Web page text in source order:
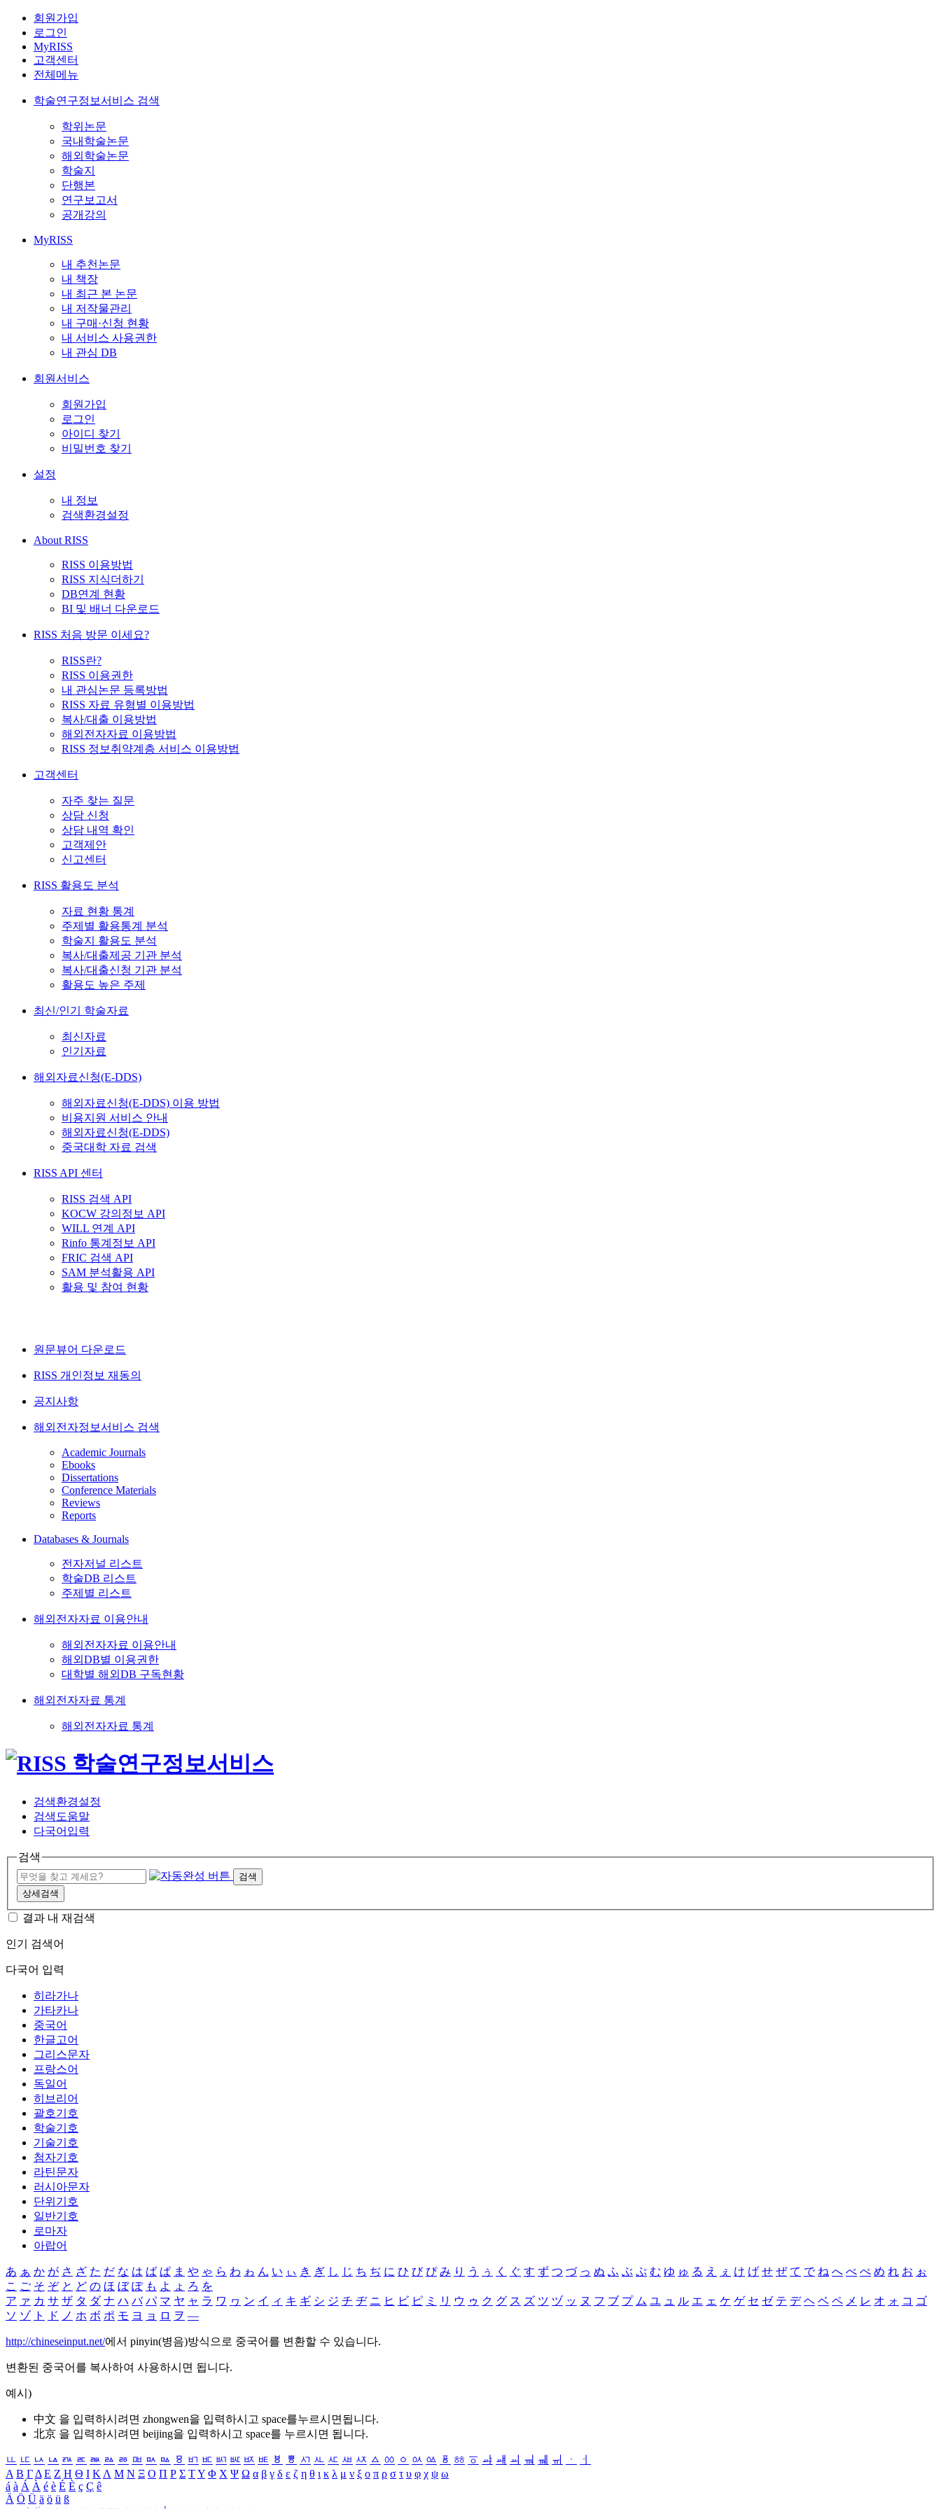
회원가입
로그인
MyRISS
고객센터
전체메뉴
학술연구정보서비스 검색
학위논문
국내학술논문
해외학술논문
학술지
단행본
연구보고서
공개강의
MyRISS
내 추천논문
내 책장
내 최근 본 논문
내 저작물관리
내 구매·신청 현황
내 서비스 사용권한
내 관심 DB
회원서비스
회원가입
로그인
아이디 찾기
비밀번호 찾기
설정
내 정보
검색환경설정
About RISS
RISS 이용방법
RISS 지식더하기
DB연계 현황
BI 및 배너 다운로드
RISS 처음 방문 이세요?
RISS란?
RISS 이용권한
내 관심논문 등록방법
RISS 자료 유형별 이용방법
복사/대출 이용방법
해외전자자료 이용방법
RISS 정보취약계층 서비스 이용방법
고객센터
자주 찾는 질문
상담 신청
상담 내역 확인
고객제안
신고센터
RISS 활용도 분석
자료 현황 통계
주제별 활용통계 분석
학술지 활용도 분석
복사/대출제공 기관 분석
복사/대출신청 기관 분석
활용도 높은 주제
최신/인기 학술자료
최신자료
인기자료
해외자료신청(E-DDS)
해외자료신청(E-DDS) 이용 방법
비용지원 서비스 안내
해외자료신청(E-DDS)
중국대학 자료 검색
RISS API 센터
RISS 검색 API
KOCW 강의정보 API
WILL 연계 API
Rinfo 통계정보 API
FRIC 검색 API
SAM 분석활용 API
활용 및 참여 현황
원문뷰어 다운로드
RISS 개인정보 재동의
공지사항
해외전자정보서비스 검색
Academic Journals
Ebooks
Dissertations
Conference Materials
Reviews
Reports
Databases & Journals
전자저널 리스트
학술DB 리스트
주제별 리스트
해외전자자료 이용안내
해외전자자료 이용안내
해외DB별 이용권한
대학별 해외DB 구독현황
해외전자자료 통계
해외전자자료 통계
검색환경설정
검색도움말
다국어입력
검색
검색
상세검색
결과 내 재검색
인기 검색어
다국어 입력
히라가나
가타카나
중국어
한글고어
그리스문자
프랑스어
독일어
히브리어
괄호기호
학술기호
기술기호
첨자기호
라틴문자
러시아문자
단위기호
일반기호
로마자
아랍어
あ ぁ か が さ ざ た だ な は ば ぱ ま や ゃ ら わ ゎ ん い ぃ き ぎ し じ ち ぢ に ひ び ぴ み り う ぅ く ぐ す ず つ づ っ ぬ ふ ぶ ぷ む ゆ ゅ る え ぇ け げ せ ぜ て で ね へ べ ぺ め れ お ぉ
こ ご そ ぞ と ど の ほ ぼ ぽ も よ ょ ろ を
ア ァ カ サ ザ タ ダ ナ ハ バ パ マ ヤ ャ ラ ワ ヮ ン イ ィ キ ギ シ ジ チ ヂ ニ ヒ ビ ピ ミ リ ウ ゥ ク グ ス ズ ツ ヅ ッ ヌ フ ブ プ ム ユ ュ ル エ ェ ケ ゲ セ ゼ テ デ ヘ ベ ペ メ レ オ ォ コ ゴ
ソ ゾ ト ド ノ ホ ボ ポ モ ヨ ョ ロ ヲ ―
http://chineseinput.net/에서 pinyin(병음)방식으로 중국어를 변환할 수 있습니다.
변환된 중국어를 복사하여 사용하시면 됩니다.
예시)
中文 을 입력하시려면 zhongwen을 입력하시고 space를누르시면됩니다.
北京 을 입력하시려면 beijing을 입력하시고 space를 누르시면 됩니다.
ㅥ ㅦ ㅧ ㅨ ㅩ ㅪ ㅫ ㅬ ㅭ ㅮ ㅯ ㅰ ㅱ ㅲ ㅳ ㅴ ㅵ ㅶ ㅷ ㅸ ㅹ ㅺ ㅻ ㅼ ㅽ ㅾ ㅿ ㆀ ㆁ ㆂ ㆃ ㆄ ㆅ ㆆ ㆇ ㆈ ㆉ ㆊ ㆋ ㆌ ㆍ
ㆎ
Α Β ΓΔ Ε Ζ Η Θ Ι ΚΛ Μ Ν Ξ Ο Π Ρ Σ ΤΥ Φ Χ Ψ Ω α β γ δ ε ζ η θ ι κ λ μ ν ξ ο π ρ σ τ υ φ χ ψ ω
á à Á À é è É È ç Ç ê
Ä Ö Ü ä ö ü ß